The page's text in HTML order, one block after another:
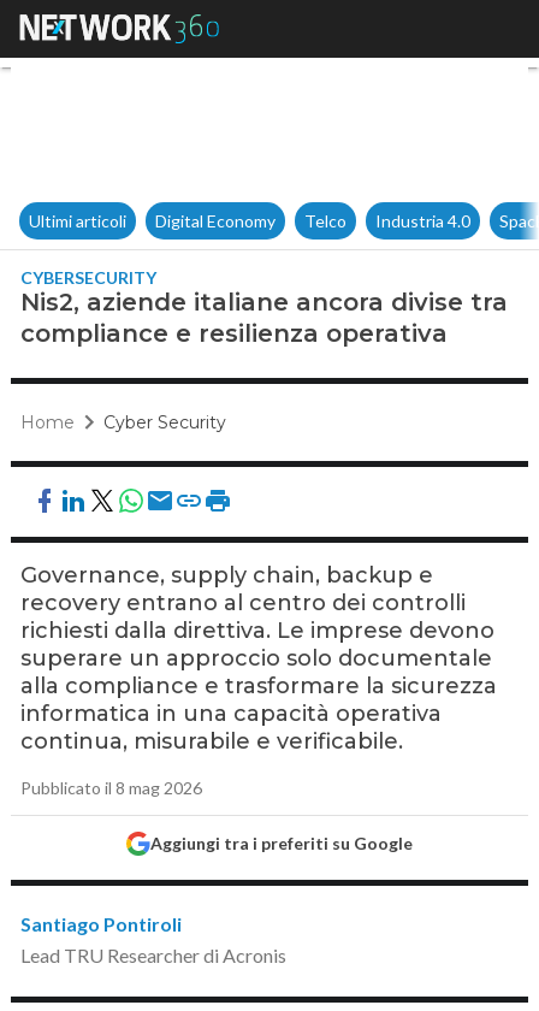
Nis2, aziende italiane
Ultimi articoli Digital Economy Telco Industria 4.0
CYBERSECURITY
Nis2, aziende italiane ancora divise tra
compliance e resilienza operativa
Home Cyber Security
Governance, supply chain, backup e
recovery entrano al centro dei controlli
richiesti dalla direttiva. Le imprese devono
superare un approccio solo documentale
alla compliance e trasformare la sicurezza
informatica in una capacità operativa
continua, misurabile e verificabile.
Pubblicato il 8 mag 2026
Aggiungi tra i preferiti su Google
Santiago Pontiroli
Lead TRU Researcher di Acronis